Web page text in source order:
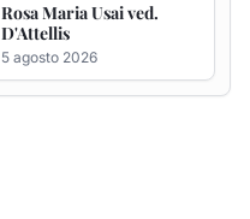
Rosa Maria Usai ved.
D'Attellis
5 agosto 2026